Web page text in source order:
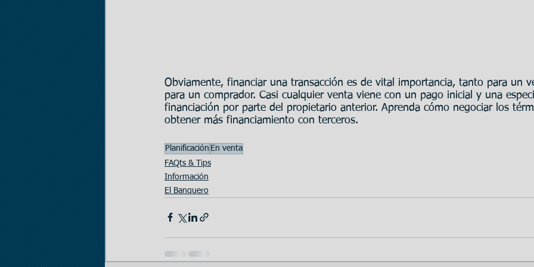
Obviamente, financiar una transacción es de vital importancia, tanto para un
para un comprador. Casi cualquier venta viene con un pago inicial y una
financiación por parte del propietario anterior. Aprenda cómo negociar los
obtener más financiamiento con terceros.
Planificación En venta
FAQts & Tips
Información
El Banquero